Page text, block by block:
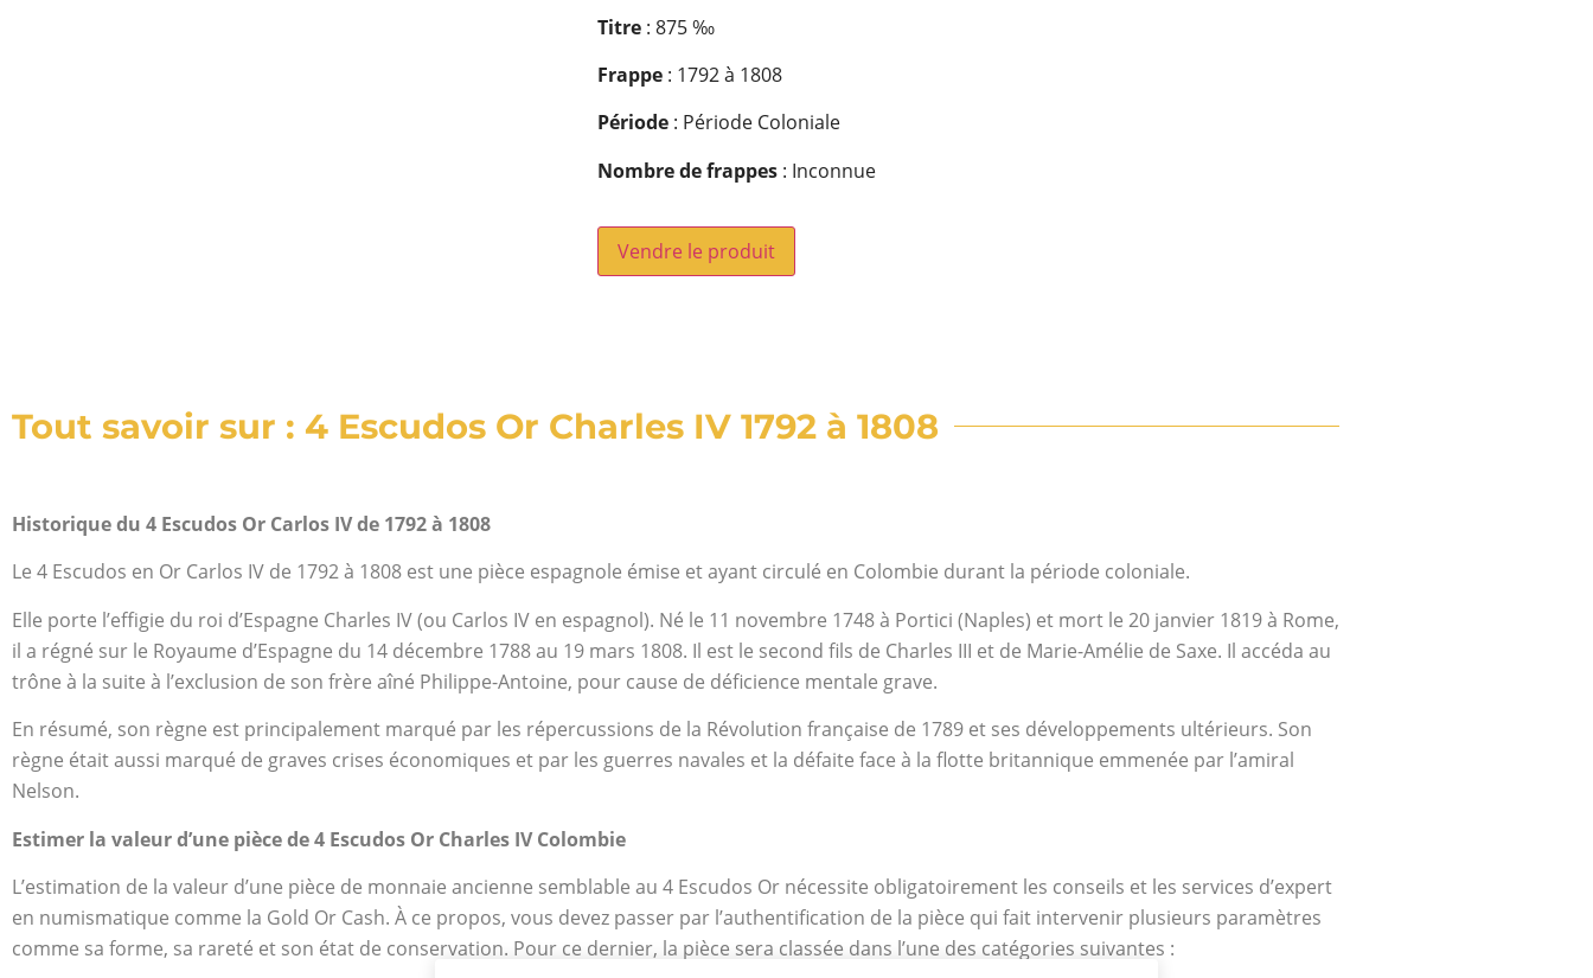
Titre: 875 ‰
Frappe: 1792 à 1808
Période: Période Coloniale
Nombre de frappes: Inconnue
Vendre le produit
Tout savoir sur : 4 Escudos Or Charles IV 1792 à 1808
Historique du 4 Escudos Or Carlos IV de 1792 à 1808
Le 4 Escudos en Or Carlos IV de 1792 à 1808 est une pièce espagnole émise et ayant circulé en Colombie durant la période coloniale.
Elle porte l’effigie du roi d’Espagne Charles IV (ou Carlos IV en espagnol). Né le 11 novembre 1748 à Portici (Naples) et mort le 20 janvier 1819 à Rome,
il a régné sur le Royaume d’Espagne du 14 décembre 1788 au 19 mars 1808. Il est le second fils de Charles III et de Marie-Amélie de Saxe. Il accéda au
trône à la suite à l’exclusion de son frère aîné Philippe-Antoine, pour cause de déficience mentale grave.
En résumé, son règne est principalement marqué par les répercussions de la Révolution française de 1789 et ses développements ultérieurs. Son
règne était aussi marqué de graves crises économiques et par les guerres navales et la défaite face à la flotte britannique emmenée par l’amiral
Nelson.
Estimer la valeur d’une pièce de 4 Escudos Or Charles IV Colombie
L’estimation de la valeur d’une pièce de monnaie ancienne semblable au 4 Escudos Or nécessite obligatoirement les conseils et les services d’expert
en numismatique comme la Gold Or Cash. À ce propos, vous devez passer par l’authentification de la pièce qui fait intervenir plusieurs paramètres
comme sa forme, sa rareté et son état de conservation. Pour ce dernier, la pièce sera classée dans l’une des catégories suivantes :